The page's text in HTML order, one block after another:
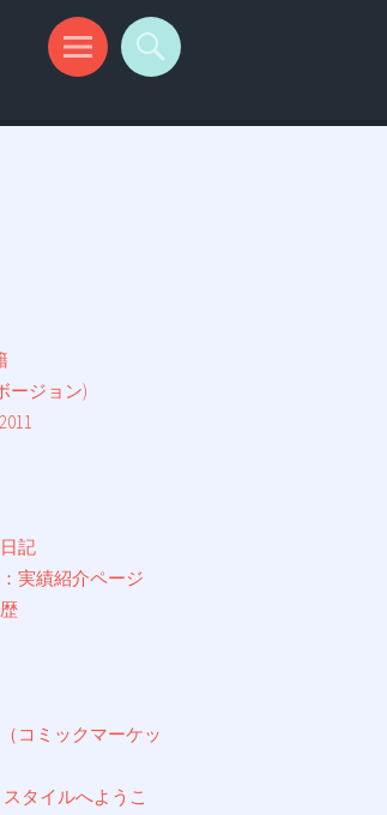
ージョン)
記
実績紹介ページ
コミックマーケッ
タイルへようこ